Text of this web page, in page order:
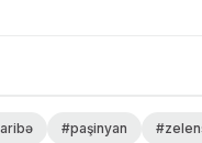
#paşinyan